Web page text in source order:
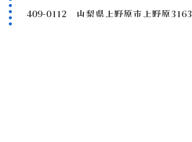
409-0112 山梨県上野原市上野原3163